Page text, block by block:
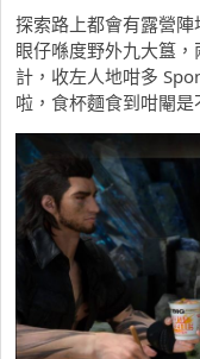
探索路上都會有露營
眼仔喺度野外九大簋
計，收左人地咁多
啦，食杯麵食到咁閹是